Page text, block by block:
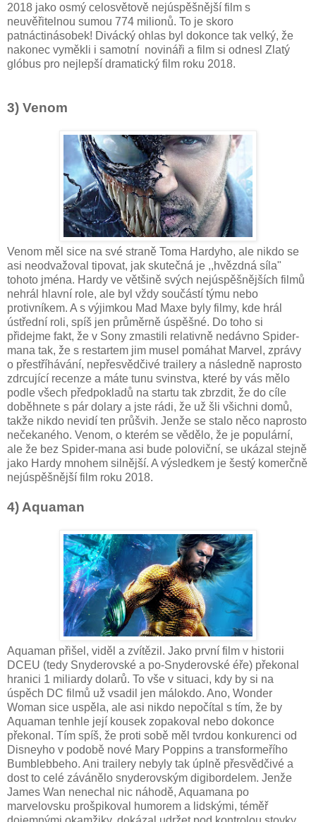
2018 jako osmý celosvětově nejúspěšnější film s
neuvěřitelnou sumou 774 milionů. To je skoro
patnáctinásobek! Divácký ohlas byl dokonce tak velký, že
nakonec vyměkli i samotní novináři a film si odnesl Zlatý
glóbus pro nejlepší dramatický film roku 2018.
3) Venom
Venom měl sice na své straně Toma Hardyho, ale nikdo se
asi neodvažoval tipovat, jak skutečná je ,,hvězdná síla"
tohoto jména. Hardy ve většině svých nejúspěšnějších filmů
nehrál hlavní role, ale byl vždy součástí týmu nebo
protivníkem. A s výjimkou Mad Maxe byly filmy, kde hrál
ústřední roli, spíš jen průměrně úspěšné. Do toho si
přidejme fakt, že v Sony zmastili relativně nedávno Spider-
mana tak, že s restartem jim musel pomáhat Marvel, zprávy
o přestříhávání, nepřesvědčivé trailery a následně naprosto
zdrcující recenze a máte tunu svinstva, které by vás mělo
podle všech předpokladů na startu tak zbrzdit, že do cíle
doběhnete s pár dolary a jste rádi, že už šli všichni domů,
takže nikdo nevidí ten průšvih. Jenže se stalo něco naprosto
nečekaného. Venom, o kterém se vědělo, že je populární,
ale že bez Spider-mana asi bude poloviční, se ukázal stejně
jako Hardy mnohem silnější. A výsledkem je šestý komerčně
nejúspěšnější film roku 2018.
4) Aquaman
Aquaman přišel, viděl a zvítězil. Jako první film v historii
DCEU (tedy Snyderovské a po-Snyderovské éře) překonal
hranici 1 miliardy dolarů. To vše v situaci, kdy by si na
úspěch DC filmů už vsadil jen málokdo. Ano, Wonder
Woman sice uspěla, ale asi nikdo nepočítal s tím, že by
Aquaman tenhle její kousek zopakoval nebo dokonce
překonal. Tím spíš, že proti sobě měl tvrdou konkurenci od
Disneyho v podobě nové Mary Poppins a transformeřího
Bumblebbeho. Ani trailery nebyly tak úplně přesvědčivé a
dost to celé závánělo snyderovským digibordelem. Jenže
James Wan nenechal nic náhodě, Aquamana po
marvelovsku prošpikoval humorem a lidskými, téměř